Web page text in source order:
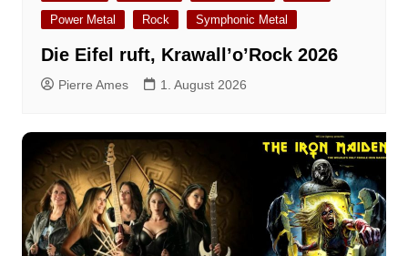
Power Metal
Rock Symphonic Metal
Die Eifel ruft, Krawall’o’Rock 2026
Pierre Ames 1. August 2026